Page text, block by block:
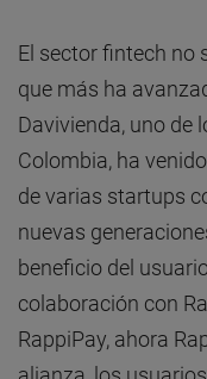
El sector fintech no
que más ha
Davivienda, uno de
Colombia, ha
de varias startups
nuevas
beneficio del
colaboración con
RappiPay, ahora